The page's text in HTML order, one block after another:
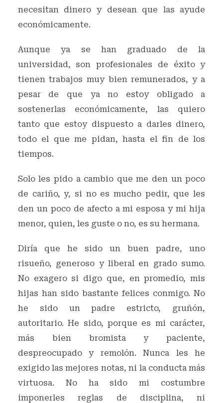
necesitan dinero y desean que las ayude
económicamente.
Aunque ya se han graduado de la
universidad, son profesionales de éxito y
tienen trabajos muy bien remunerados, y a
pesar de que ya no estoy obligado a
sostenerlas económicamente, las quiero
tanto que estoy dispuesto a darles dinero,
todo el que me pidan, hasta el fin de los
tiempos.
Solo les pido a cambio que me den un poco
de cariño, y, si no es mucho pedir, que les
den un poco de afecto a mi esposa y mi hija
menor, quien, les guste o no, es su hermana.
Diría que he sido un buen padre, uno
risueño, generoso y liberal en grado sumo.
No exagero si digo que, en promedio, mis
hijas han sido bastante felices conmigo. No
he sido un padre estricto, gruñón,
autoritario. He sido, porque es mi carácter,
más bien bromista y paciente,
despreocupado y remolón. Nunca les he
exigido las mejores notas, ni la conducta más
virtuosa. No ha sido mi costumbre
imponerles reglas de disciplina, ni